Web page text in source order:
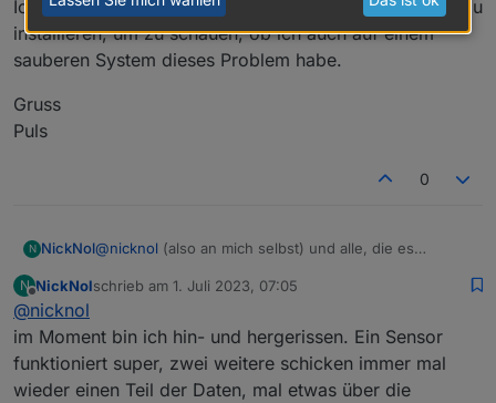
Ich überlege, auf einem Rasp2 ioBroker komplett neu zu
installieren, um zu schauen, ob ich auch auf einem
sauberen System dieses Problem habe.
Gruss
Puls
0
N NickNol@nicknol (also an mich selbst) und alle, die es
Habe nun 2 von 4 Sensoren über ZHA (Skyconnect) in
Und es sieht gut aus :)
Ich habe die nicht implementierten Aspekte
ausgeblendet, hier die Situation direkt nach dem
Pairen:
Die bislang gesammelten Daten erscheinen plausibel:
N
Offline
NickNolschrieb am 1. Juli 2023, 07:05
zuletzt editiert von
@nicknol
im Moment bin ich hin- und hergerissen. Ein Sensor
funktioniert super, zwei weitere schicken immer mal
wieder einen Teil der Daten, mal etwas über die